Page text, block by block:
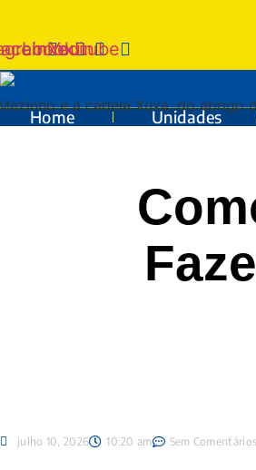
Linkedin
Youtube
Home Unidades
julho 10, 2026 10:20 am Sem Comentários